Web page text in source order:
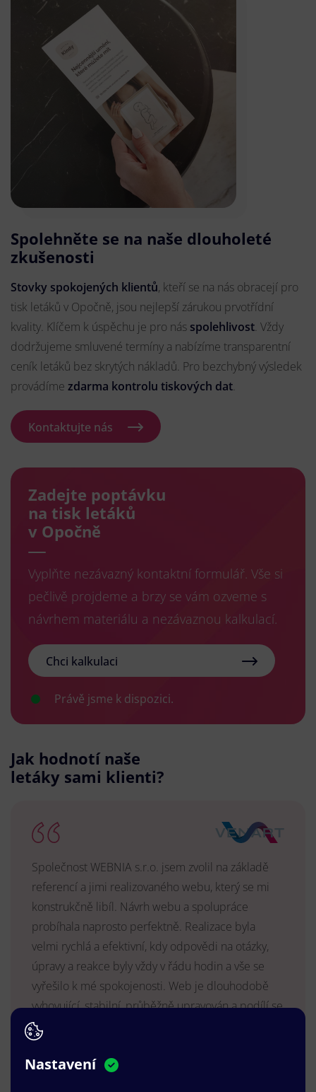
Spolehněte se na naše dlouholeté
zkušenosti
Stovky spokojených klientů, kteří se na nás obracejí pro
tisk letáků v Opočně, jsou nejlepší zárukou prvotřídní
kvality. Klíčem k úspěchu je pro nás spolehlivost. Vždy
dodržujeme smluvené termíny a nabízíme transparentní
ceník letáků bez skrytých nákladů. Pro bezchybný výsledek
provádíme zdarma kontrolu tiskových dat.
Kontaktujte nás
Zadejte poptávku
na tisk letáků
v Opočně
Vyplňte nezávazný kontaktní formulář. Vše si
pečlivě projdeme a brzy se vám ozveme s
návrhem materiálu a nezávaznou kalkulací.
Chci kalkulaci
Právě jsme k dispozici.
Jak hodnotí naše
letáky sami klienti?
Společnost WEBNIA s.r.o. jsem zvolil na základě
referencí a jimi realizovaného webu, který se mi
konstrukčně libíl. Návrh webu a spolupráce
probíhala naprosto perfektně. Realizace byla
velmi rychlá a efektivní, kdy odpovědi na otázky,
úpravy a reakce byly vždy v řádu hodin a vše se
vyřešilo k mé spokojenosti. Web je dlouhodobě
vyhovující, stabilní, průběžně upravován a podílí se
na pozitivním vnímání naší značky.
MUDr. Radek Vyšohlíd
VENART s.r.o.
Nastavení